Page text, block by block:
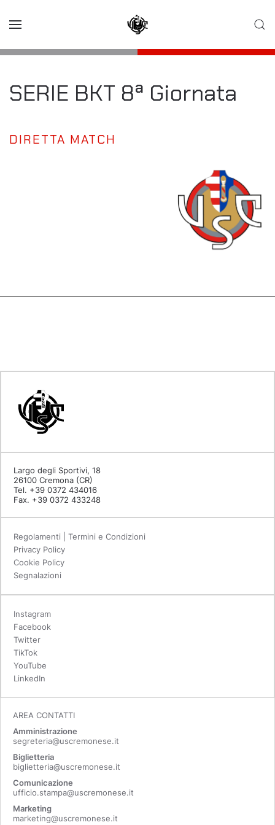
SERIE BKT 8ª Giornata
DIRETTA MATCH
Largo degli Sportivi, 18
26100 Cremona (CR)
Tel. +39 0372 434016
Fax. +39 0372 433248
Regolamenti | Termini e Condizioni
Privacy Policy
Cookie Policy
Segnalazioni
Instagram
Facebook
Twitter
TikTok
YouTube
LinkedIn
AREA CONTATTI
Amministrazione
segreteria@uscremonese.it
Biglietteria
biglietteria@uscremonese.it
Comunicazione
ufficio.stampa@uscremonese.it
Marketing
marketing@uscremonese.it